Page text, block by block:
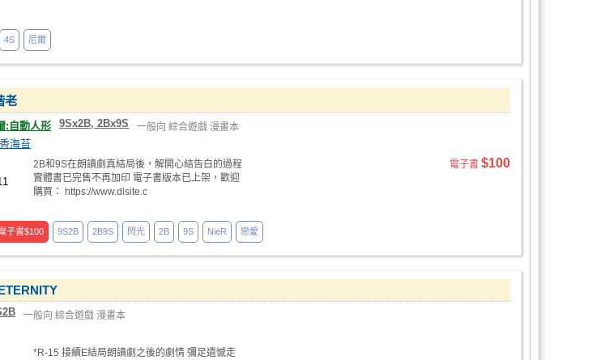
4S 尼爾
老
:自動人形 9Sx2B, 2Bx9S 一般向 綜合遊戲 漫畫本
海苔
2B和9S在朗讀劇真結局後，解開心結告白的過程
實體書已完售不再加印 電子書版本已上架，歡迎
購買： https://www.dlsite.c
電子書 $100
子書$100 9S2B 2B9S 閃光 2B 9S NieR 戀愛
一般向 綜合遊戲 漫畫本
*R-15 接續E結局朗讀劇之後的劇情 彌足遺憾走